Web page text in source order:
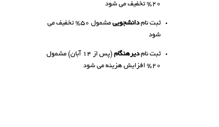
20% تخفیف می شود
ثبت نامدانشجویی
مشمول 50% تخفیف می
شود
ثبت نامدیرهنگام
(پس از 14 آبان) مشمول
20% افزایش هزینه می شود